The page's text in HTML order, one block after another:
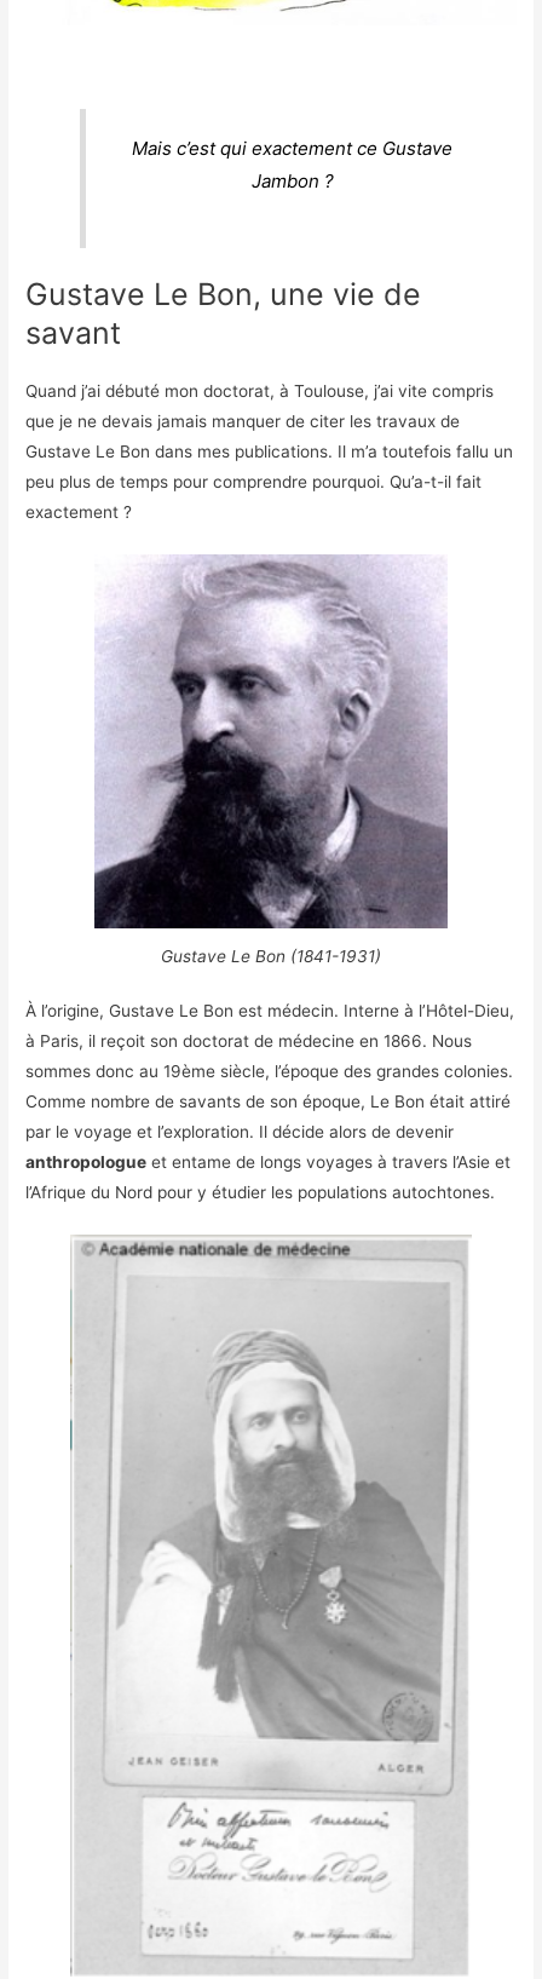
Mais c’est qui exactement ce Gustave
Jambon ?
Gustave Le Bon, une vie de
savant
Quand j’ai débuté mon doctorat, à Toulouse, j’ai vite compris
que je ne devais jamais manquer de citer les travaux de
Gustave Le Bon dans mes publications. Il m’a toutefois fallu un
peu plus de temps pour comprendre pourquoi. Qu’a-t-il fait
exactement ?
Gustave Le Bon (1841-1931)
À l’origine, Gustave Le Bon est médecin. Interne à l’Hôtel-Dieu,
à Paris, il reçoit son doctorat de médecine en 1866. Nous
sommes donc au 19ème siècle, l’époque des grandes colonies.
Comme nombre de savants de son époque, Le Bon était attiré
par le voyage et l’exploration. Il décide alors de devenir
anthropologue et entame de longs voyages à travers l’Asie et
l’Afrique du Nord pour y étudier les populations autochtones.